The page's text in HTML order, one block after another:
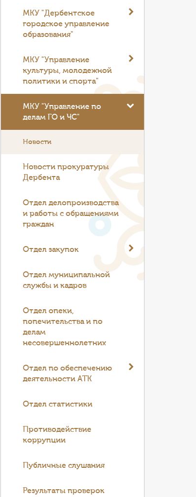
МКУ "Дербентское
городское управление
образования"
МКУ "Управление
культуры, молодежной
политики и спорта"
МКУ "Управление по
делам ГО и ЧС"
Новости
Новости прокуратуры
Дербента
Отдел делопроизводства
и работы с обращениями
граждан
Отдел закупок
Отдел муниципальной
службы и кадров
Отдел опеки,
попечительства и по
делам
несовершеннолетних
Отдел по обеспечению
деятельности АТК
Отдел статистики
Противодействие
коррупции
Публичные слушания
Результаты проверок